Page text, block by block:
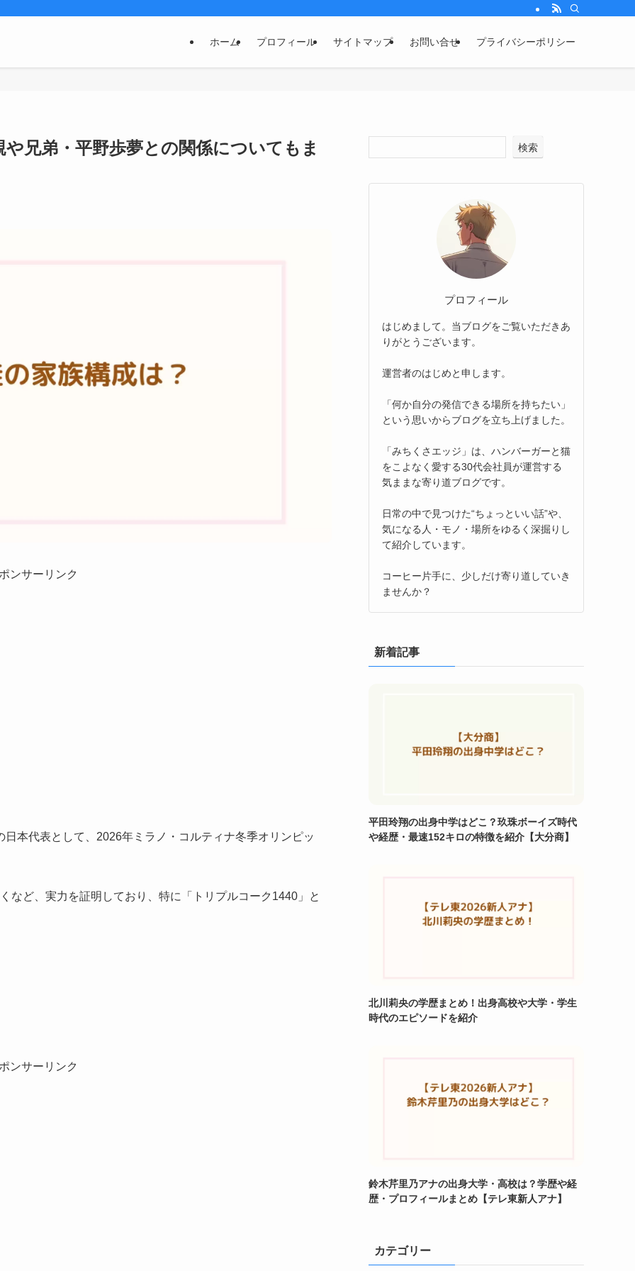
ホーム プロフィール サイトマップ お問い合せ プライバシーポリシー
兄弟・平野歩夢との関係についてもま
ンサーリンク
本代表として、2026年ミラノ・コルティナ冬季オリンピッ
など、実力を証明しており、特に「トリプルコーク1440」と
ンサーリンク
検索
プロフィール
はじめまして。当ブログをご覧いただきあ
りがとうございます。
運営者のはじめと申します。
「何か自分の発信できる場所を持ちたい」
という思いからブログを立ち上げました。
「みちくさエッジ」は、ハンバーガーと猫
をこよなく愛する30代会社員が運営する
気ままな寄り道ブログです。
日常の中で見つけた“ちょっといい話”や、
気になる人・モノ・場所をゆるく深掘りし
て紹介しています。
コーヒー片手に、少しだけ寄り道していき
ませんか？
新着記事
平田玲翔の出身中学はどこ？玖珠ボーイズ時代
や経歴・最速152キロの特徴を紹介【大分商】
北川莉央の学歴まとめ！出身高校や大学・学生
時代のエピソードを紹介
鈴木芹里乃アナの出身大学・高校は？学歴や経
歴・プロフィールまとめ【テレ東新人アナ】
カテゴリー